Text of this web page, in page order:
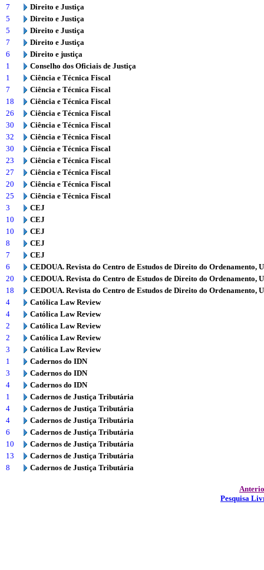
7
Direito e Justiça
5
Direito e Justiça
5
Direito e Justiça
7
Direito e Justiça
6
Direito e justiça
1
Conselho dos Oficiais de Justiça
1
Ciência e Técnica Fiscal
7
Ciência e Técnica Fiscal
18
Ciência e Técnica Fiscal
26
Ciência e Técnica Fiscal
30
Ciência e Técnica Fiscal
32
Ciência e Técnica Fiscal
30
Ciência e Técnica Fiscal
23
Ciência e Técnica Fiscal
27
Ciência e Técnica Fiscal
20
Ciência e Técnica Fiscal
25
Ciência e Técnica Fiscal
3
CEJ
10
CEJ
10
CEJ
8
CEJ
7
CEJ
6
CEDOUA. Revista do Centro de Estudos de Direito do Ordenamento,
20
CEDOUA. Revista do Centro de Estudos de Direito do Ordenamento,
18
CEDOUA. Revista do Centro de Estudos de Direito do Ordenamento,
4
Católica Law Review
4
Católica Law Review
2
Católica Law Review
2
Católica Law Review
3
Católica Law Review
1
Cadernos do IDN
3
Cadernos do IDN
4
Cadernos do IDN
1
Cadernos de Justiça Tributária
4
Cadernos de Justiça Tributária
4
Cadernos de Justiça Tributária
6
Cadernos de Justiça Tributária
10
Cadernos de Justiça Tributária
13
Cadernos de Justiça Tributária
8
Cadernos de Justiça Tributária
Pesquisa